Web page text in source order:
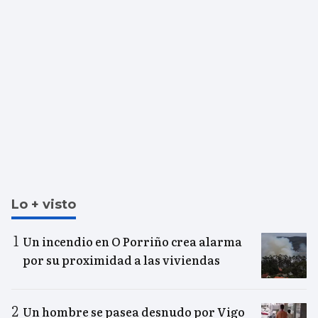
Lo + visto
Un incendio en O Porriño crea alarma
por su proximidad a las viviendas
Un hombre se pasea desnudo por Vigo